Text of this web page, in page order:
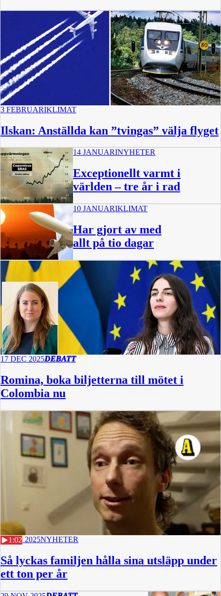
3 FEBRUARIKLIMAT
Ilskan: Anställda kan ”tvingas” välja flyget
14 JANUARINYHETER
Exceptionellt varmt i
världen – tre år i rad
10 JANUARIKLIMAT
Har gjort av med
allt på tio dagar
17 DEC 2025DEBATT
Romina, boka biljetterna till mötet i
Colombia nu
1:02
4 DEC 2025NYHETER
Så lyckas familjen hålla sina utsläpp under
ett ton per år